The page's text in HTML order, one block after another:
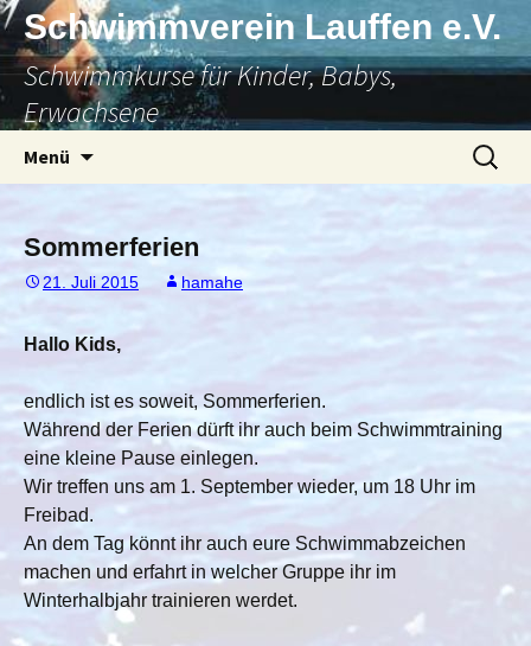
Zum
Inhalt
springen
Schwimmverein Lauffen e.V.
Schwimmkurse für Kinder, Babys,
Erwachsene
Menü
Suchen
nach:
Sommerferien
21. Juli 2015 hamahe
Hallo Kids,
endlich ist es soweit, Sommerferien.
Während der Ferien dürft ihr auch beim Schwimmtraining
eine kleine Pause einlegen.
Wir treffen uns am 1. September wieder, um 18 Uhr im
Freibad.
An dem Tag könnt ihr auch eure Schwimmabzeichen
machen und erfahrt in welcher Gruppe ihr im
Winterhalbjahr trainieren werdet.